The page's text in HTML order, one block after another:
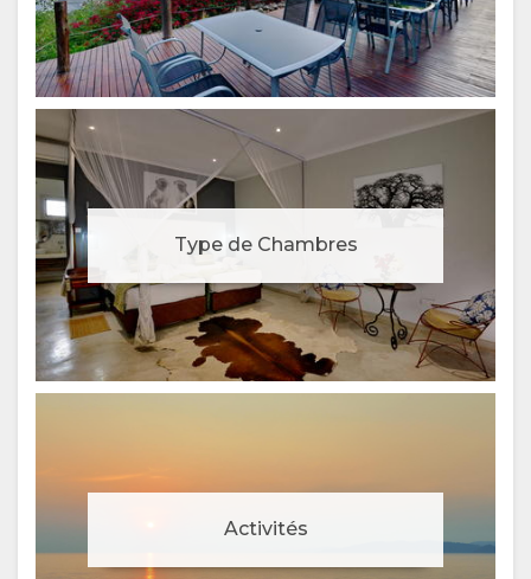
(SIMPLIFIED)
CHINESE
(TRADITIONAL)
FINNISH
ANGLAIS Type de Chambres
Activités